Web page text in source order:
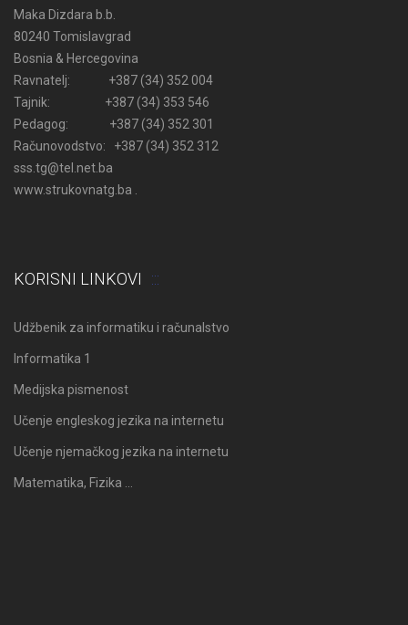
Maka Dizdara b.b.
80240 Tomislavgrad
Bosnia & Hercegovina
Ravnatelj: +387 (34) 352 004
Tajnik: +387 (34) 353 546
Pedagog: +387 (34) 352 301
Računovodstvo: +387 (34) 352 312
sss.tg@tel.net.ba
www.strukovnatg.ba .
KORISNI LINKOVI
Udžbenik za informatiku i računalstvo
Informatika 1
Medijska pismenost
Učenje engleskog jezika na internetu
Učenje njemačkog jezika na internetu
Matematika, Fizika …